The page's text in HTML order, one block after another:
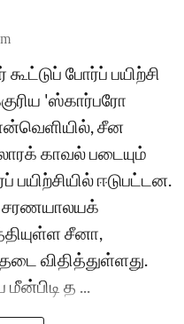
போர்ப் பயிற்சி
'ஸ்கார்பரோ
சீன
காவல் படையும்
ஈடுபட்டன.
சரணயாலயக்
சீனா,
விதித்துள்ளது.
த ...